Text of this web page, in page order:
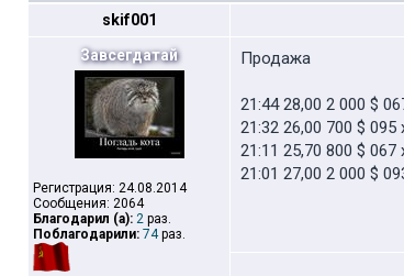
skif001
Завсегдатай
Регистрация: 24.08.2014
Сообщения: 2064
Благодарил (а): 2 раз.
Поблагодарили: 74раз.
Продажа
21:44 28,00 2 000 $
21:32 26,00 700 $
21:11 25,70 800 $
21:01 27,00 2 000 $